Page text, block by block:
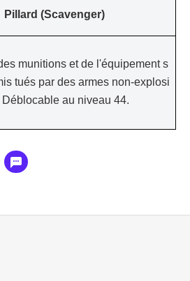
Pillard (Scavenger)
munitions et de l'équipement s
tués par des armes non-explosi
Déblocable au niveau 44.